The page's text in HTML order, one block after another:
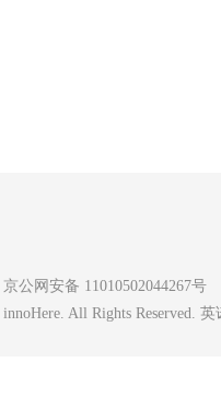
京公网安备 11010502044267号
innoHere. All Rights Reserved.